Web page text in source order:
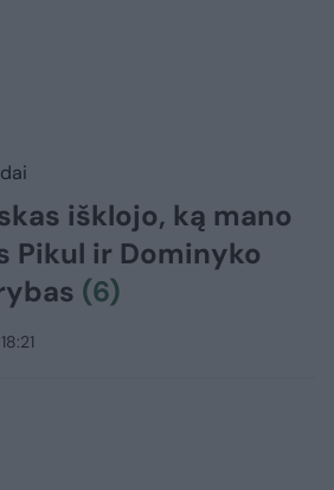
išklojo, ką mano
Pikul ir Dominyko
(6)